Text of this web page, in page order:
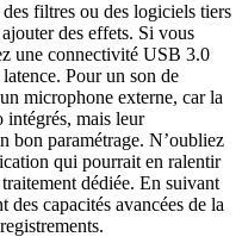
filtres ou des logiciels tiers
des effets. Si vous
une connectivité USB 3.0
Pour un son de
microphone externe, car la
intégrés, mais leur
bon paramétrage. N’oubliez
qui pourrait en ralentir
dédiée. En suivant
des capacités avancées de la